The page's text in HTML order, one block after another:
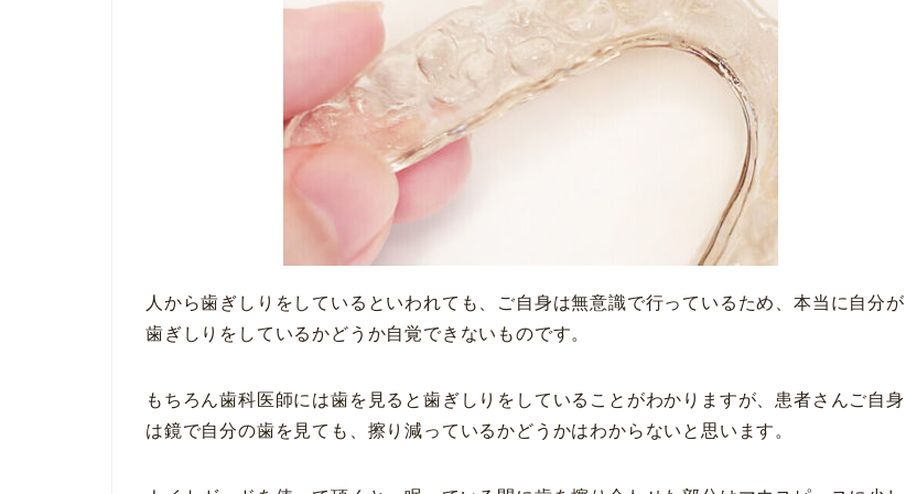
人から歯ぎしりをしているといわれても、ご自身は無意識で行っているため、本当に自分が
歯ぎしりをしているかどうか自覚できないものです。
もちろん歯科医師には歯を見ると歯ぎしりをしていることがわかりますが、患者さんご自身
は鏡で自分の歯を見ても、擦り減っているかどうかはわからないと思います。